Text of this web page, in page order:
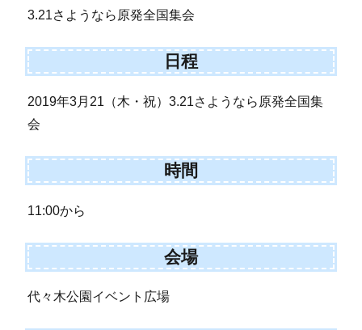
3.21さようなら原発全国集会
日程
2019年3月21（木・祝）3.21さようなら原発全国集
会
時間
11:00から
会場
代々木公園イベント広場